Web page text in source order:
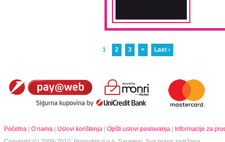
1 2 3 > Last ›
Početna O nama Uslovi korištenja Opšti uslovi poslovanja
Informacije za